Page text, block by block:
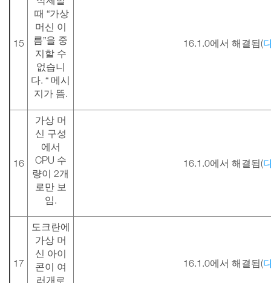
15
때 “가상
머신 이
름”을 중
지할 수
없습니
다. “ 메시
지가 뜸.
16.1.0에서 해결됨(
16
가상 머
신 구성
에서
CPU 수
량이 2개
로만 보
임.
16.1.0에서 해결됨(
17
도크란에
가상 머
신 아이
콘이 여
러개로
16.1.0에서 해결됨(